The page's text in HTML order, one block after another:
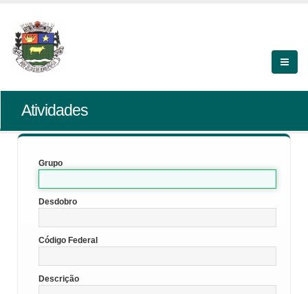
Atividades
Grupo
Desdobro
Código Federal
Descrição